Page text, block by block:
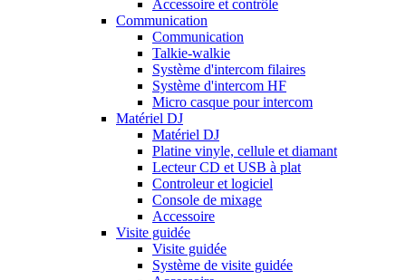
Accessoire et contrôle
Communication
Communication
Talkie-walkie
Système d'intercom filaires
Système d'intercom HF
Micro casque pour intercom
Matériel DJ
Matériel DJ
Platine vinyle, cellule et diamant
Lecteur CD et USB à plat
Controleur et logiciel
Console de mixage
Accessoire
Visite guidée
Visite guidée
Système de visite guidée